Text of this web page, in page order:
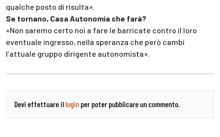
qualche posto di risulta».
Se tornano, Casa Autonomia che farà?
«Non saremo certo noi a fare le barricate contro il loro
eventuale ingresso, nella speranza che però cambi
l’attuale gruppo dirigente autonomista».
Devi effettuare il login per poter pubblicare un commento.